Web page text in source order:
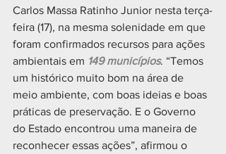
Carlos Massa Ratinho Junior nesta terça-
feira (17), na mesma solenidade em que
foram confirmados recursos para ações
ambientais em 149 municípios. “Temos
um histórico muito bom na área de
meio ambiente, com boas ideias e boas
práticas de preservação. E o Governo
do Estado encontrou uma maneira de
reconhecer essas ações”, afirmou o